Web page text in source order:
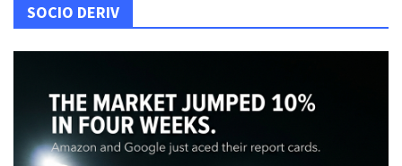
SOCIO DERIV